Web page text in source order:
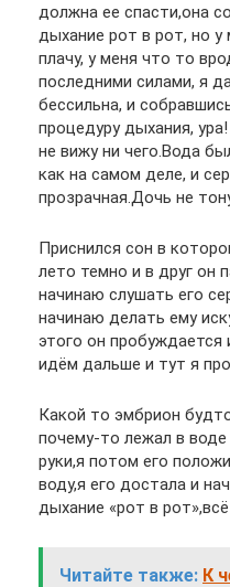
должна ее спасти,она
дыхание рот в рот, но у
плачу, у меня что то
последними силами, я
бессильна, и
процедуру дыхания,
не вижу ни чего.Вода
как на самом деле, и
прозрачная.Дочь не
Приснился сон в
лето темно и в друг он
начинаю слушать его
начинаю делать ему
этого он
идём дальше и тут я
Какой то эмбрион
почему-то лежал в
руки,я потом его
воду,я его достала и
дыхание «рот в
Читайте также: К